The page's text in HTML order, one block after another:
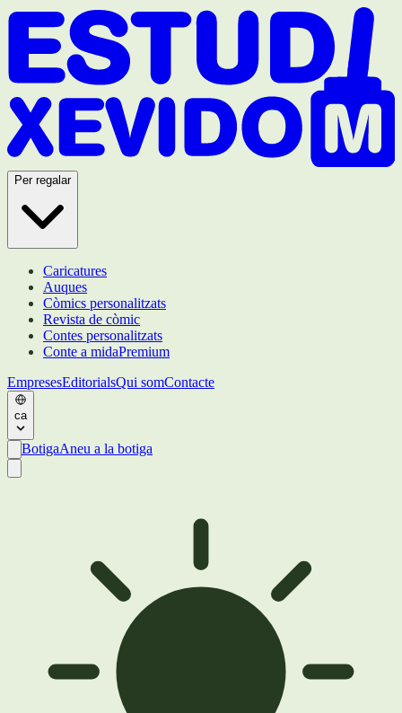
Per regalar
Caricatures
Auques
Còmics personalitzats
Revista de còmic
Contes personalitzats
Conte a midaPremium
EmpresesEditorialsQui somContacte
ca
BotigaAneu a la botiga